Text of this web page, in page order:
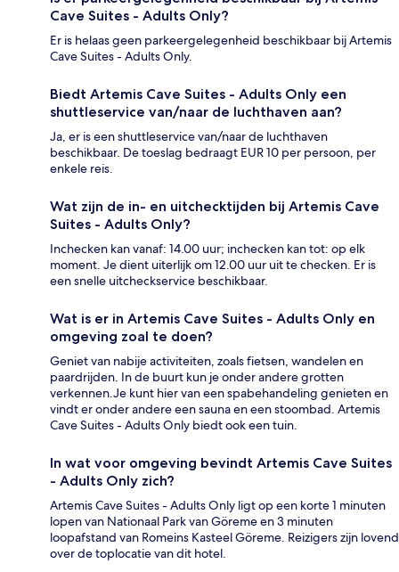
Cave Suites - Adults Only?
Er is helaas geen parkeergelegenheid beschikbaar bij Artemis
Cave Suites - Adults Only.
Biedt Artemis Cave Suites - Adults Only een
shuttleservice van/naar de luchthaven aan?
Ja, er is een shuttleservice van/naar de luchthaven
beschikbaar. De toeslag bedraagt EUR 10 per persoon, per
enkele reis.
Wat zijn de in- en uitchecktijden bij Artemis Cave
Suites - Adults Only?
Inchecken kan vanaf: 14.00 uur; inchecken kan tot: op elk
moment. Je dient uiterlijk om 12.00 uur uit te checken. Er is
een snelle uitcheckservice beschikbaar.
Wat is er in Artemis Cave Suites - Adults Only en
omgeving zoal te doen?
Geniet van nabije activiteiten, zoals fietsen, wandelen en
paardrijden. In de buurt kun je onder andere grotten
verkennen.Je kunt hier van een spabehandeling genieten en
vindt er onder andere een sauna en een stoombad. Artemis
Cave Suites - Adults Only biedt ook een tuin.
In wat voor omgeving bevindt Artemis Cave Suites
- Adults Only zich?
Artemis Cave Suites - Adults Only ligt op een korte 1 minuten
lopen van Nationaal Park van Göreme en 3 minuten
loopafstand van Romeins Kasteel Göreme. Reizigers zijn lovend
over de toplocatie van dit hotel.